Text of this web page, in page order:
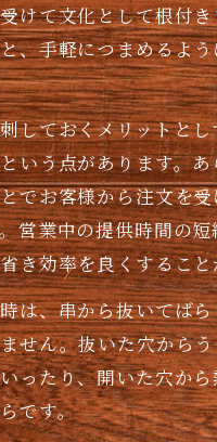
けて文化として根付
、手軽につまめるよ
しておくメリットと
いう点があります。
でお客様から注文を
営業中の提供時間の
き効率を良くするこ
は、串から抜いてば
せん。抜いた穴から
ったり、開いた穴か
です。